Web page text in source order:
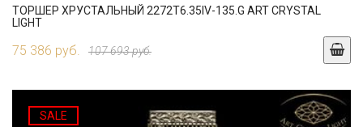
ТОРШЕР ХРУСТАЛЬНЫЙ 2272T6.35IV-135.G ART CRYSTAL
LIGHT
75 386 руб. 107 693 руб.
SALE